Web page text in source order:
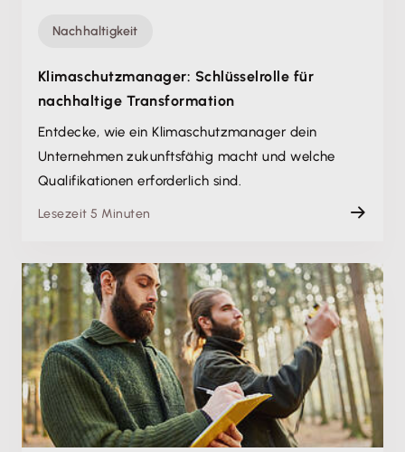
Nachhaltigkeit
Klimaschutzmanager: Schlüsselrolle für
nachhaltige Transformation
Entdecke, wie ein Klimaschutzmanager dein
Unternehmen zukunftsfähig macht und welche
Qualifikationen erforderlich sind.
Lesezeit 5 Minuten